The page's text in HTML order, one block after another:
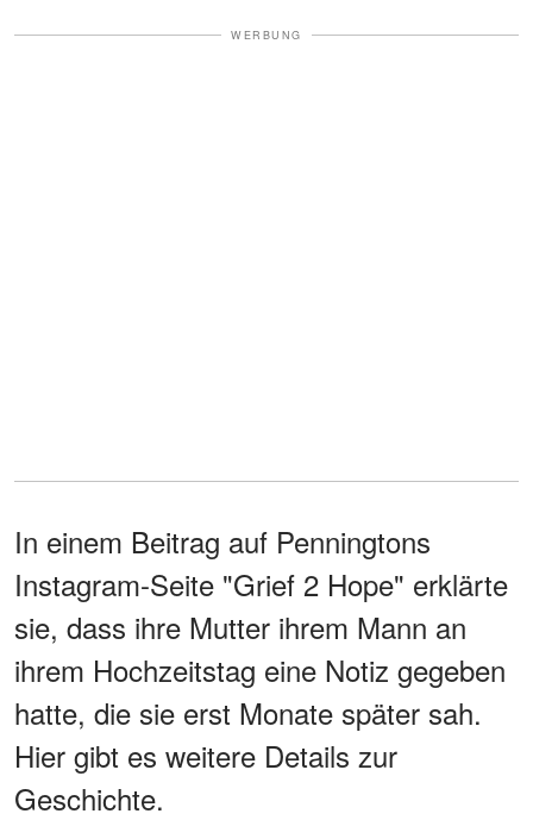
WERBUNG
In einem Beitrag auf Penningtons
Instagram-Seite "Grief 2 Hope" erklärte
sie, dass ihre Mutter ihrem Mann an
ihrem Hochzeitstag eine Notiz gegeben
hatte, die sie erst Monate später sah.
Hier gibt es weitere Details zur
Geschichte.